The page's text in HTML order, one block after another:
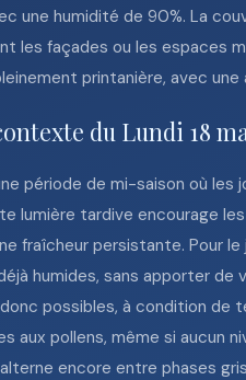
une humidité de 90%. La
les façades ou les espaces
printanière, avec
du Lundi 18
période de mi-saison où
lumière tardive encourage
fraîcheur persistante. Pour
humides, sans apporter de
possibles, à condition de
aux pollens, même si aucun
encore entre phases